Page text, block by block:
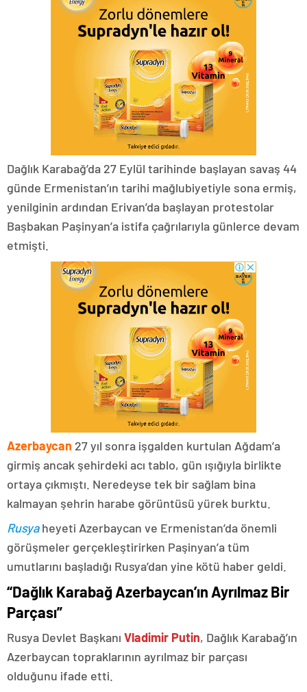
Dağlık Karabağ’da 27 Eylül tarihinde başlayan savaş 44
günde Ermenistan’ın tarihi mağlubiyetiyle sona ermiş,
yenilginin ardından Erivan’da başlayan protestolar
Başbakan Paşinyan’a istifa çağrılarıyla günlerce devam
etmişti.
Azerbaycan 27 yıl sonra işgalden kurtulan Ağdam’a
girmiş ancak şehirdeki acı tablo, gün ışığıyla birlikte
ortaya çıkmıştı. Neredeyse tek bir sağlam bina
kalmayan şehrin harabe görüntüsü yürek burktu.
Rusyaheyeti Azerbaycan ve Ermenistan’da önemli
görüşmeler gerçekleştirirken Paşinyan’a tüm
umutlarını başladığı Rusya’dan yine kötü haber geldi.
“Dağlık Karabağ Azerbaycan’ın Ayrılmaz Bir
Parçası”
Rusya Devlet Başkanı Vladimir Putin, Dağlık Karabağ’ın
Azerbaycan topraklarının ayrılmaz bir parçası
olduğunu ifade etti.